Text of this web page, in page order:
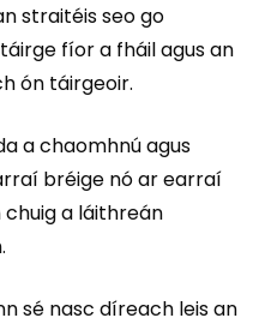
straitéis seo go
fíor a fháil agus an
ón táirgeoir.
a chaomhnú agus
bréige nó ar earraí
a láithreán
sé nasc díreach leis an